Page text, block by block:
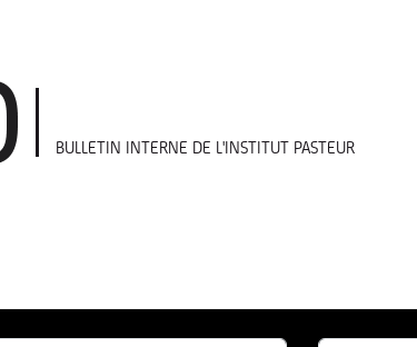
BULLETIN INTERNE DE L'INSTITUT PASTEUR